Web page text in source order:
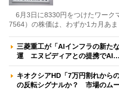
6月3日に8330円をつけたワーク
7564）の株価は、わずか1カ月あ
三菱重工が「AIインフラの新た
運 エヌビディアとの提携でAI…
キオクシアHD「7万円割れから
の反転シグナルか？ 市場のム